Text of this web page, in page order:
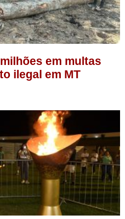
em multas
ilegal em MT